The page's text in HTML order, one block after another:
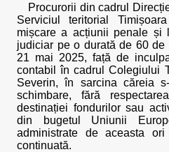
corupție?
posibile
fapte de
corupție?
baza Legii
544/2001
Procurorii din cadrul
Serviciul teritorial
mișcare a acțiunii penale și
judiciar pe o durată de 60
21 mai 2025, față de
contabil în cadrul Colegiului
Severin, în sarcina căreia
schimbare, fără
destinației fondurilor sau
din bugetul Uniunii
administrate de aceasta
continuată.